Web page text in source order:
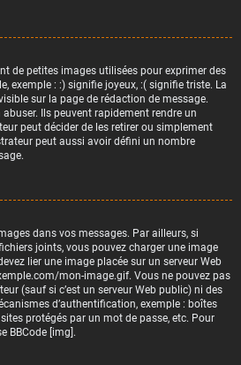
de petites images utilisées pour exprimer des
exemple : :) signifie joyeux, :( signifie triste. La
sur la page de rédaction de message.
Ils peuvent rapidement rendre un
peut décider de les retirer ou simplement
peut aussi avoir défini un nombre
dans vos messages. Par ailleurs, si
joints, vous pouvez charger une image
lier une image placée sur un serveur Web
mon-image.gif. Vous ne pouvez pas
(sauf si c’est un serveur Web public) ni des
d’authentification, exemple : boîtes
protégés par un mot de passe, etc. Pour
BBCode [img].